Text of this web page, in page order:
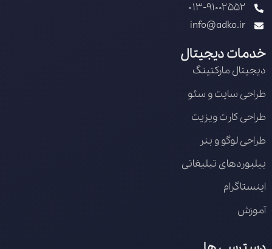
013-91002552
info@adko.ir
خدمات دیجیتال
دیجیتال مارکتینگ
طراحی سایت و سئو
طراحی کارت ویزیت
طراحی لوگو و بنر
بیلبوردهای تبلیغاتی
اینستاگرام
آموزش